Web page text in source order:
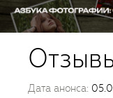
Дата анонса: